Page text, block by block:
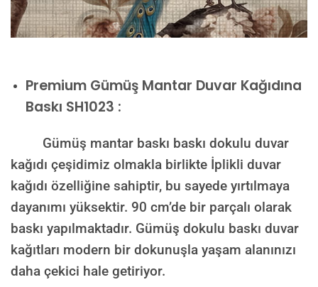
Premium Gümüş Mantar Duvar Kağıdına
Baskı SH1023 :
Gümüş mantar baskı baskı dokulu duvar
kağıdı çeşidimiz olmakla birlikte İplikli duvar
kağıdı özelliğine sahiptir, bu sayede yırtılmaya
dayanımı yüksektir. 90 cm’de bir parçalı olarak
baskı yapılmaktadır. Gümüş dokulu baskı duvar
kağıtları modern bir dokunuşla yaşam alanınızı
daha çekici hale getiriyor.